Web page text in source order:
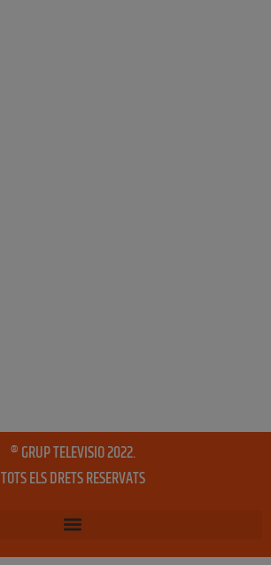
® GRUP TELEVISIO 2022.
TOTS ELS DRETS RESERVATS